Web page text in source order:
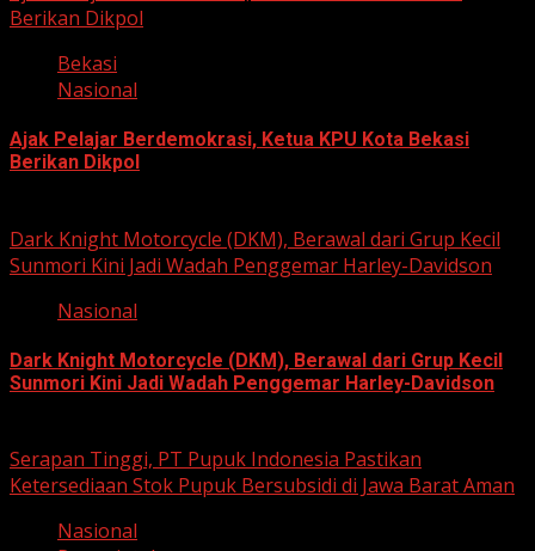
Berikan Dikpol
Bekasi
Nasional
Ajak Pelajar Berdemokrasi, Ketua KPU Kota Bekasi
Berikan Dikpol
Dark Knight Motorcycle (DKM), Berawal dari Grup Kecil
Sunmori Kini Jadi Wadah Penggemar Harley-Davidson
Nasional
Dark Knight Motorcycle (DKM), Berawal dari Grup Kecil
Sunmori Kini Jadi Wadah Penggemar Harley-Davidson
Serapan Tinggi, PT Pupuk Indonesia Pastikan
Ketersediaan Stok Pupuk Bersubsidi di Jawa Barat Aman
Nasional